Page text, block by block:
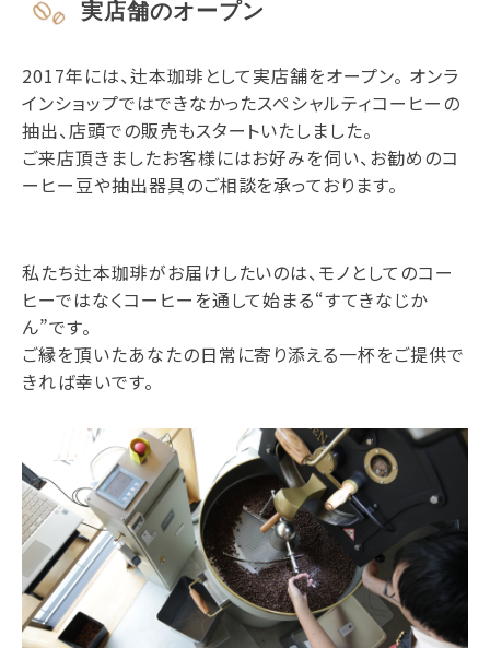
実店舗のオープン
2017年には、辻本珈琲として実店舗をオープン。 オンラ
インショップではできなかったスペシャルティコーヒーの
抽出、店頭での販売もスタートいたしました。
ご来店頂きましたお客様にはお好みを伺い、お勧めのコ
ーヒー豆や抽出器具のご相談を承っております。
私たち辻本珈琲がお届けしたいのは、モノとしてのコー
ヒーではなくコーヒーを通して始まる“すてきなじか
ん”です。
ご縁を頂いたあなたの日常に寄り添える一杯をご提供で
きれば幸いです。